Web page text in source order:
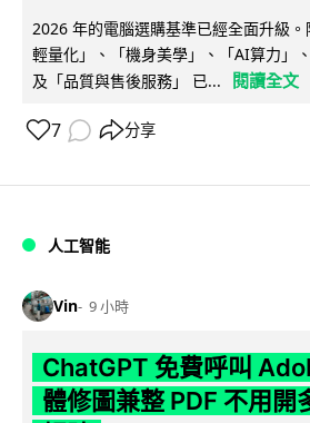
2026 年的電腦選購基準已經全面升級
輕量化」、「機身美學」、「AI算力」
及「品質與售後服務」 已...
閱讀全文
7 分享
人工智能
Vin 9 小時
ChatGPT 免費呼叫
體修圖兼整 PDF 不用開